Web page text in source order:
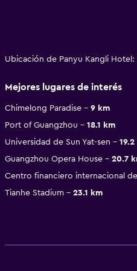
Ubicación de Panyu Kangli
Mejores lugares de interés
Chimelong Paradise 9 km
Port of Guangzhou
18.1 km
Universidad de Sun Yat-sen
19.2
Guangzhou Opera House
20.7
Centro financiero internacional
Tianhe Stadium
23.1 km